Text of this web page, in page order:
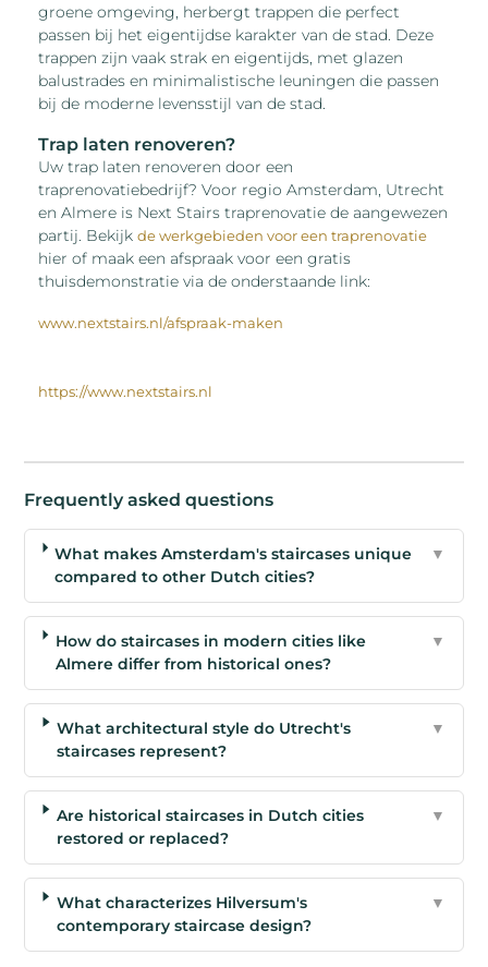
groene omgeving, herbergt trappen die perfect
passen bij het eigentijdse karakter van de stad. Deze
trappen zijn vaak strak en eigentijds, met glazen
balustrades en minimalistische leuningen die passen
bij de moderne levensstijl van de stad.
Trap laten renoveren?
Uw trap laten renoveren door een
traprenovatiebedrijf? Voor regio Amsterdam, Utrecht
en Almere is Next Stairs traprenovatie de aangewezen
partij. Bekijkde werkgebieden voor een traprenovatie
hier of maak een afspraak voor een gratis
thuisdemonstratie via de onderstaande link:
www.nextstairs.nl/afspraak-maken
https://www.nextstairs.nl
Frequently asked questions
What makes Amsterdam's staircases unique
compared to other Dutch cities?
▼
How do staircases in modern cities like
Almere differ from historical ones?
▼
What architectural style do Utrecht's
staircases represent?
▼
Are historical staircases in Dutch cities
restored or replaced?
▼
What characterizes Hilversum's
contemporary staircase design?
▼